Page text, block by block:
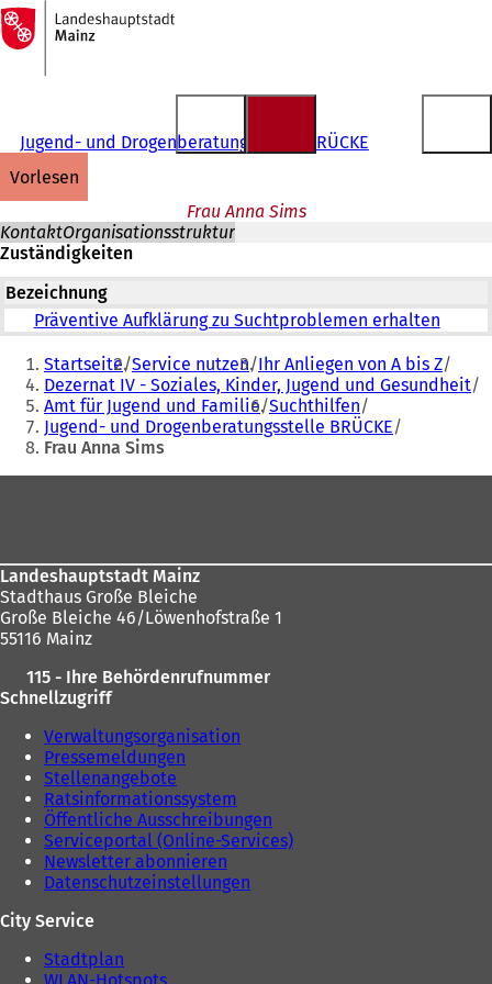
Inhalt anspringen
Zur
Startseite
Jugend- und Drogenberatungsstelle BRÜCKE
vorlesen
Frau Anna Sims
KontaktOrganisationsstruktur
Zuständigkeiten
Bezeichnung
Präventive Aufklärung zu Suchtproblemen erhalten
Sie
befinden
sich
hier:
Startseite Service nutzen Ihr Anliegen von A bis Z
Dezernat IV - Soziales, Kinder, Jugend und Gesundheit
Amt für Jugend und Familie Suchthilfen
Jugend- und Drogenberatungsstelle BRÜCKE
Frau Anna Sims
Landeshauptstadt Mainz
Stadthaus Große Bleiche
Große Bleiche 46/Löwenhofstraße 1
55116 Mainz
115 - Ihre Behördenrufnummer
Schnellzugriff
Verwaltungsorganisation
Pressemeldungen
Stellenangebote
Ratsinformationssystem
Öffentliche Ausschreibungen
Serviceportal (Online-Services)
Newsletter abonnieren
Datenschutzeinstellungen
City Service
Stadtplan